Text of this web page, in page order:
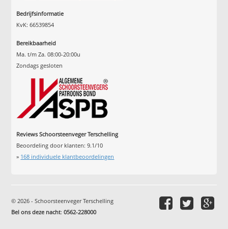
Bedrijfsinformatie
KvK: 66539854
Bereikbaarheid
Ma. t/m Za. 08:00-20:00u
Zondags gesloten
Reviews Schoorsteenveger Terschelling
Beoordeling door klanten:9.1/10
» 168 individuele klantbeoordelingen
© 2026 - Schoorsteenveger Terschelling
Bel ons deze nacht:0562-228000